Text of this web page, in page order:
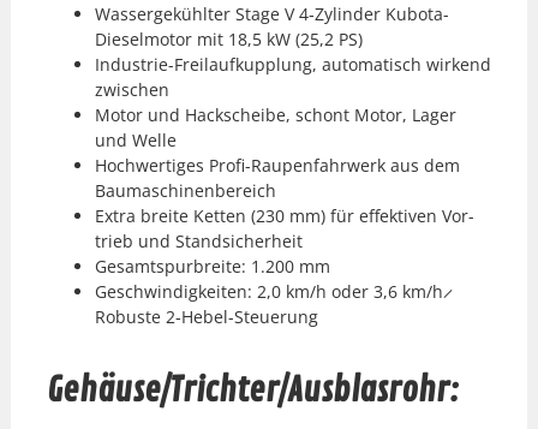
Wassergekühlter Stage V 4‑Zylinder Kub­o­ta-
Diesel­mo­tormit 18,5 kW (25,2 PS)
Indus­trie-Freilaufkup­plung, automa­tisch wirk­end
zwis­chen
Motor und Hackscheibe, schont Motor, Lager
und Welle
Hochw­er­tiges Profi-Rau­pen­fahrw­erk aus dem
Bau­maschi­nen­bere­ich
Extra bre­ite Ket­ten (230 mm) für effek­tiv­en Vor­
trieb und Stand­sicher­heit
Gesamt­spur­bre­ite: 1.200 mm
Geschwindigkeit­en: 2,0 km/h oder 3,6 km/h
Robuste 2‑Hebel-Steuerung
Gehäuse/Trichter/Ausblasrohr: